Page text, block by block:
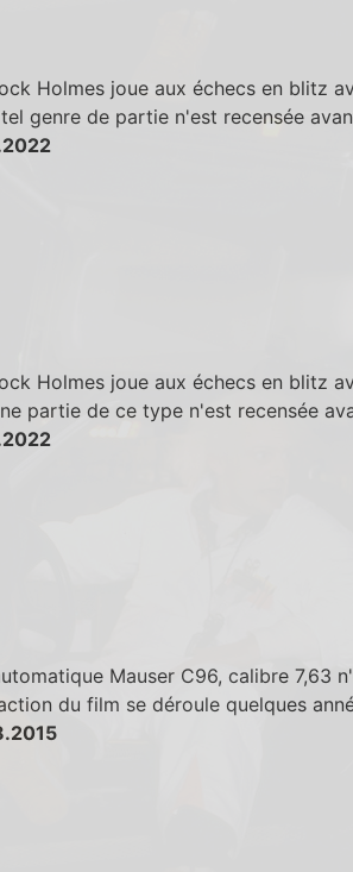
Holmes joue aux échecs en blitz
genre de partie n'est recensée
Holmes joue aux échecs en blitz
partie de ce type n'est recensée
Mauser C96, calibre 7,63
du film se déroule quelques